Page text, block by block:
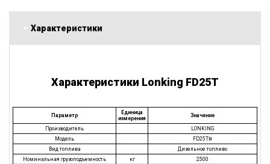
Характеристики
Характеристики Lonking FD25T
Параметр
Единица
измерения
Значение
Производитель
LONKING
Модель
FD25TⅢ
Вид топлива
Дизельное топливо
Номинальная грузоподъемность
кг
2500